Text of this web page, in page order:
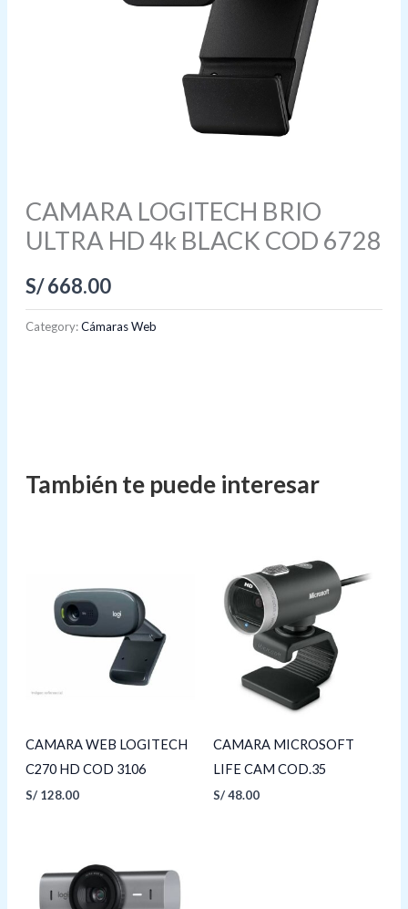
CAMARA LOGITECH BRIO
ULTRA HD 4k BLACK COD 6728
S/668.00
Category:Cámaras Web
CAMARA WEB LOGITECH
C270 HD COD 3106
S/128.00
CAMARA MICROSOFT
LIFE CAM COD.35
S/48.00